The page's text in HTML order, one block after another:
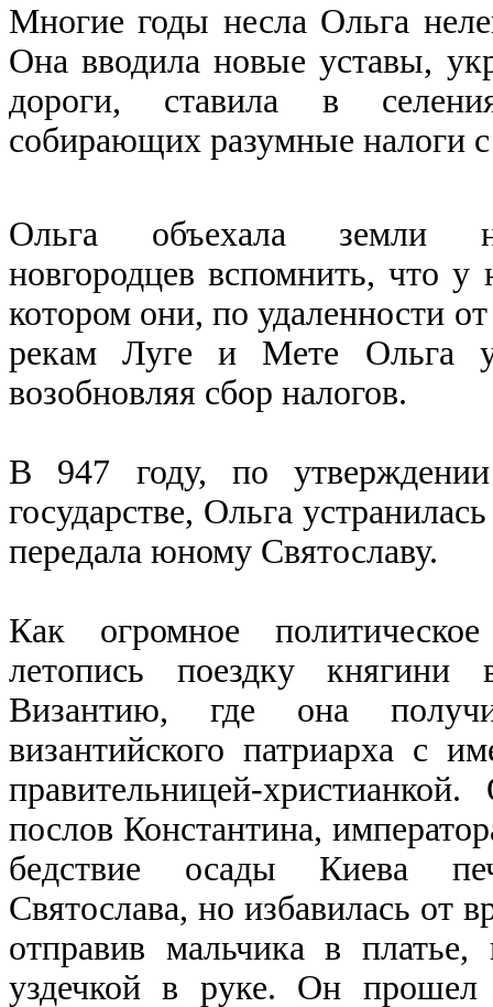
Многие годы несла Ольга
Она вводила новые уставы,
дороги, ставила в
собирающих разумные налоги
Ольга объехала земли
новгородцев вспомнить, что у
котором они, по удаленности
рекам Луге и Мете Ольга
возобновляя сбор налогов.
В 947 году, по
государстве, Ольга
передала юному Святославу.
Как огромное
летопись поездку
Византию, где она
византийского патриарха с
правительницей-
послов Константина,
бедствие осады Киева
Святослава, но избавилась от
отправив мальчика в
уздечкой в руке. Он прошел